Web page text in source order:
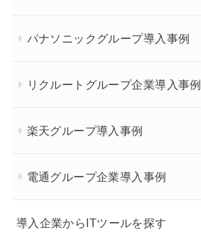
パナソニックグループ導入事例
リクルートグループ企業導入事例
楽天グループ導入事例
電通グループ企業導入事例
導入企業からITツールを探す